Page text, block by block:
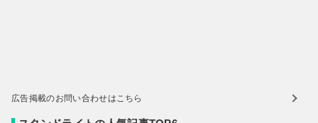
広告掲載のお問い合わせはこちら